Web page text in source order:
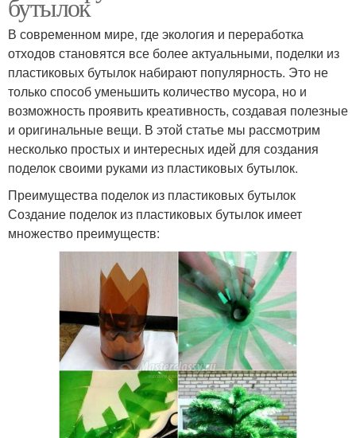
бутылок
В современном мире, где экология и переработка
отходов становятся все более актуальными, поделки из
пластиковых бутылок набирают популярность. Это не
только способ уменьшить количество мусора, но и
возможность проявить креативность, создавая полезные
и оригинальные вещи. В этой статье мы рассмотрим
несколько простых и интересных идей для создания
поделок своими руками из пластиковых бутылок.
Преимущества поделок из пластиковых бутылок
Создание поделок из пластиковых бутылок имеет
множество преимуществ: